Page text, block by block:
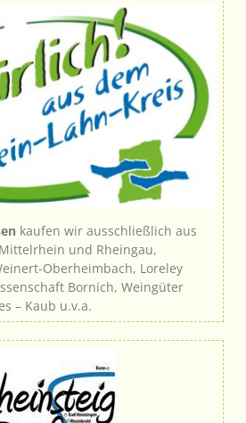
kaufen wir ausschließlich aus
und Rheingau,
Oberheimbach, Loreley
Bornich, Weingüter
– Kaub u.v.a.